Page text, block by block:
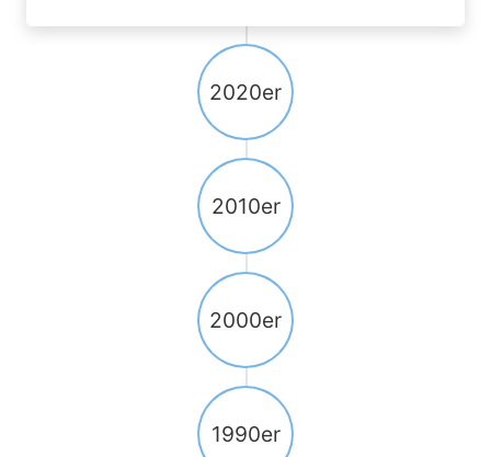
2020er
2010er
2000er
1990er